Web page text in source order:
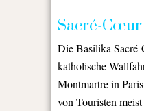
Sacré-Cœur
Die Basilika
katholische
Montmartre in
von Touristen meist